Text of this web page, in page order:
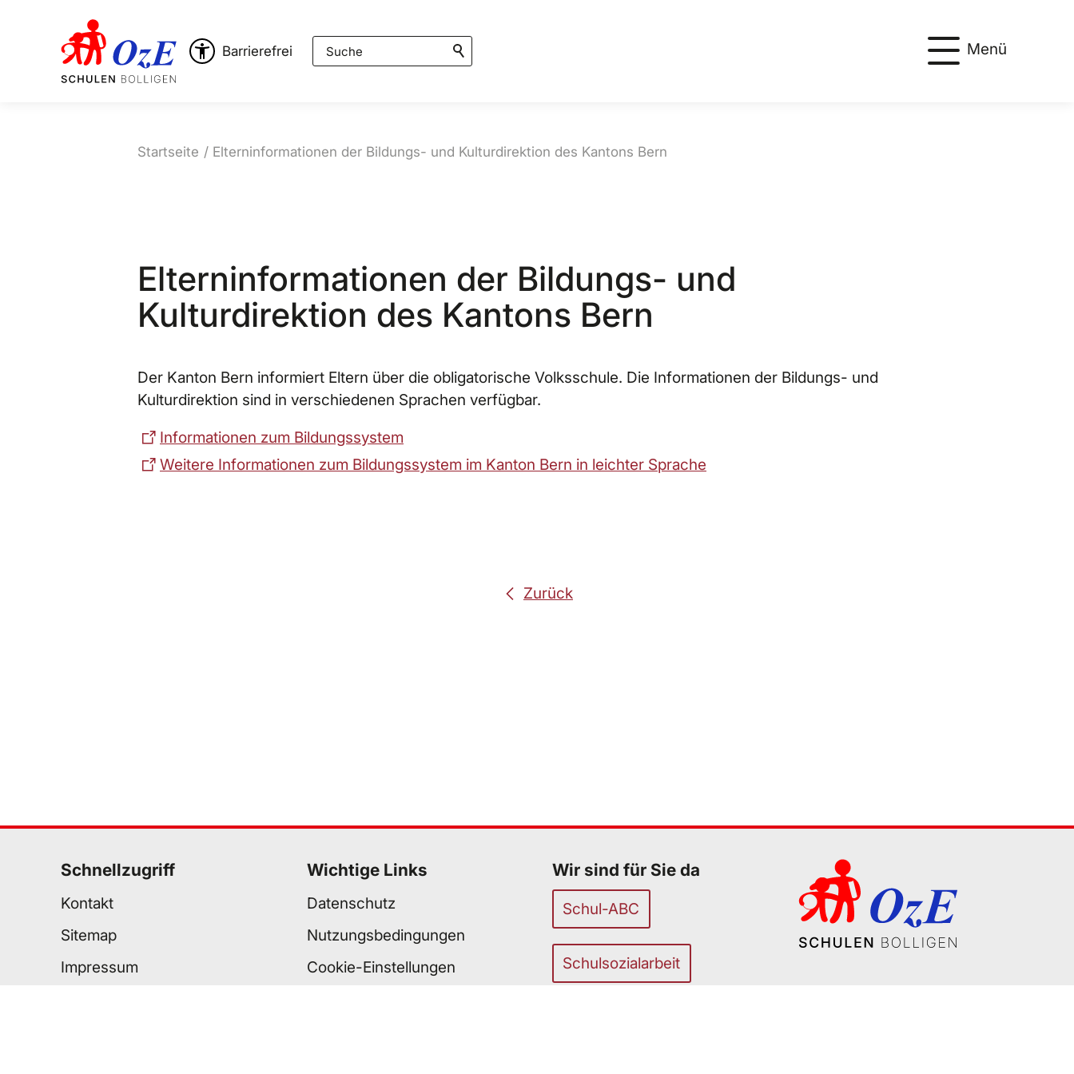
Barrierefrei Suche Menü
Startseite Elterninformationen der Bildungs- und Kulturdirektion des Kantons Bern
Elterninformationen der Bildungs- und
Kulturdirektion des Kantons Bern
Der Kanton Bern informiert Eltern über die obligatorische Volksschule. Die Informationen der Bildungs- und
Kulturdirektion sind in verschiedenen Sprachen verfügbar.
Informationen zum Bildungssystem
Weitere Informationen zum Bildungssystem im Kanton Bern in leichter Sprache
Zurück
Schnellzugriff
Kontakt
Sitemap
Impressum
Wichtige Links
Datenschutz
Nutzungsbedingungen
Cookie-Einstellungen
Wir sind für Sie da
Schul-ABC
Schulsozialarbeit